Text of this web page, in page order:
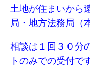
土地が住まいから
局・地方法務局（
相談は１回３０分
トのみでの受付で